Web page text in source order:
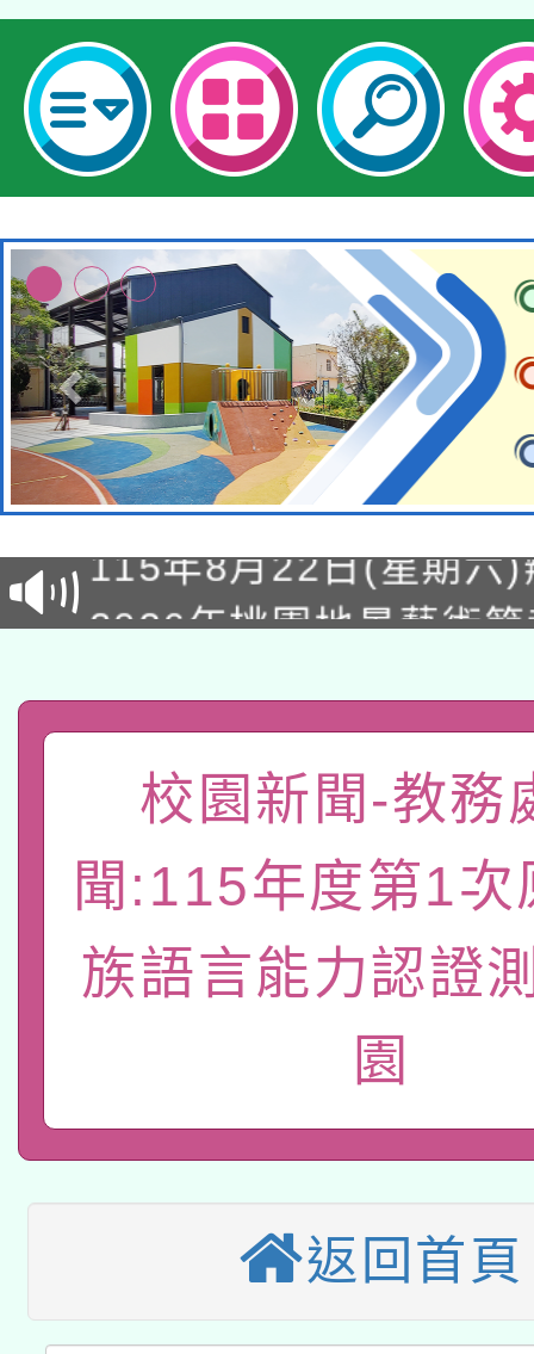
轉知經濟部水利署委託
業技術研究院辦理「
用水績優單位及節水達
動」
115年8月22日(星期六
桃園市孔廟祈福系列
2026年桃園地景藝術
關事宜
轉知教育部國民及學前
國立臺灣師範大學辦
年度健康促進學校輔導
函轉國家教育研究院
原住民族教育政策研討
族教育國際趨勢與發展
轉知教育部國民及學前
新北市政府教育局辦理
師專業成長研習實施計
方素養工作坊新北場」
函轉國立臺灣師範大學
族語言臺北學習中心
「族語學習班」招生簡
轉知有關國立成功大學
文教學共融平台-教案
教育部國民及學前教
年度COVID-19疫苗接
接種對象擴大為「滿6
接種之民眾」措施，
月28日止
轉知經濟部水利署委託
業技術研究院辦理「
115年8月22日(星期六
桃園市孔廟祈福系列
開 智慧啟航」
2026年桃園地景藝術
「2026桃園藝術巡演
關事宜
轉知教育部國民及學前
校園新聞-教務
聞:115年度第1次
族語言能力認證
園
返回首頁